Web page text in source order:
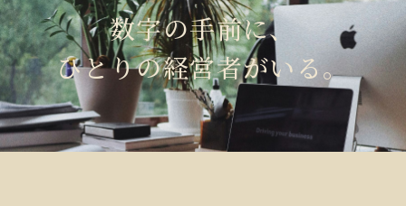
数字の手前に、
ひとりの経営者がいる。